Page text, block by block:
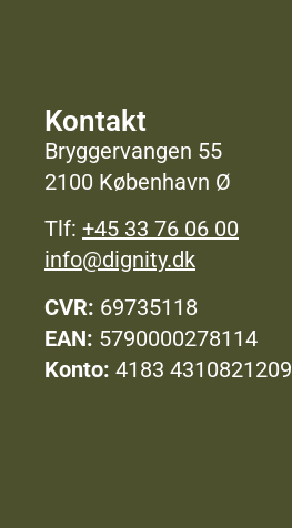
Kontakt
Bryggervangen 55
2100 København Ø
Tlf: +45 33 76 06 00
info@dignity.dk
CVR: 69735118
EAN: 5790000278114
Konto: 4183 4310821209